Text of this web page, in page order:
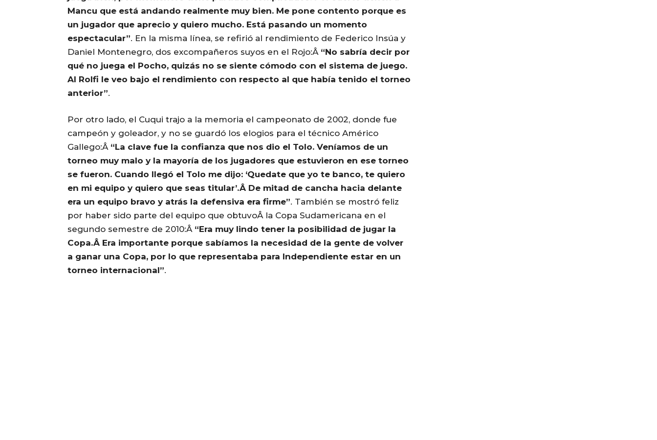
Mancu que está andando realmente muy bien. Me pone contento porque es
un jugador que aprecio y quiero mucho. Está pasando un momento
espectacular”. En la misma línea, se refirió al rendimiento de Federico Insúa y
Daniel Montenegro, dos excompañeros suyos en el Rojo:Â “No sabría decir por
qué no juega el Pocho, quizás no se siente cómodo con el sistema de juego.
Al Rolfi le veo bajo el rendimiento con respecto al que había tenido el torneo
anterior”.
Por otro lado, el Cuqui trajo a la memoria el campeonato de 2002, donde fue
campeón y goleador, y no se guardó los elogios para el técnico Américo
Gallego:Â “La clave fue la confianza que nos dio el Tolo. Veníamos de un
torneo muy malo y la mayoría de los jugadores que estuvieron en ese torneo
se fueron. Cuando llegó el Tolo me dijo: ‘Quedate que yo te banco, te quiero
en mi equipo y quiero que seas titular’.Â De mitad de cancha hacia delante
era un equipo bravo y atrás la defensiva era firme”. También se mostró feliz
por haber sido parte del equipo que obtuvoÂ la Copa Sudamericana en el
segundo semestre de 2010:Â “Era muy lindo tener la posibilidad de jugar la
Copa.Â Era importante porque sabíamos la necesidad de la gente de volver
a ganar una Copa, por lo que representaba para Independiente estar en un
torneo internacional”.